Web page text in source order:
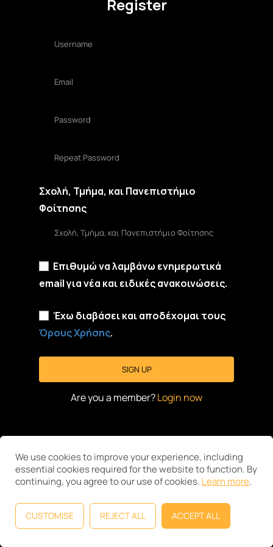
Register
Σχολή, Τμήμα, και Πανεπιστήμιο
Φοίτησης
Επιθυμώ να λαμβάνω ενημερωτικά
email για νέα και ειδικές ανακοινώσεις.
Έχω διαβάσει και αποδέχομαι τους
Όρους Χρήσης.
Are you a member?Login now
We use cookies to improve your experience, including
essential cookies required for the website to function. By
continuing, you agree to our use of cookies. Learn more.
CUSTOMISE REJECT ALL ACCEPT ALL